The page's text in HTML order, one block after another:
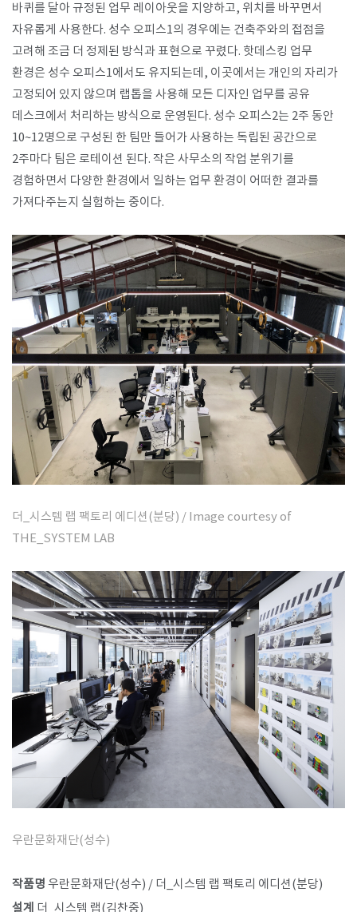
바퀴를 달아 규정된 업무 레이아웃을 지양하고, 위치를 바꾸면서
자유롭게 사용한다. 성수 오피스1의 경우에는 건축주와의 접점을
고려해 조금 더 정제된 방식과 표현으로 꾸렸다. 핫데스킹 업무
환경은 성수 오피스1에서도 유지되는데, 이곳에서는 개인의 자리가
고정되어 있지 않으며 랩톱을 사용해 모든 디자인 업무를 공유
데스크에서 처리하는 방식으로 운영된다. 성수 오피스2는 2주 동안
10~12명으로 구성된 한 팀만 들어가 사용하는 독립된 공간으로
2주마다 팀은 로테이션 된다. 작은 사무소의 작업 분위기를
경험하면서 다양한 환경에서 일하는 업무 환경이 어떠한 결과를
가져다주는지 실험하는 중이다.
더_시스템 랩 팩토리 에디션(분당) / Image courtesy of
THE_SYSTEM LAB
우란문화재단(성수)
작품명 우란문화재단(성수) / 더_시스템 랩 팩토리 에디션(분당)
설계 더_시스템 랩(김찬중)